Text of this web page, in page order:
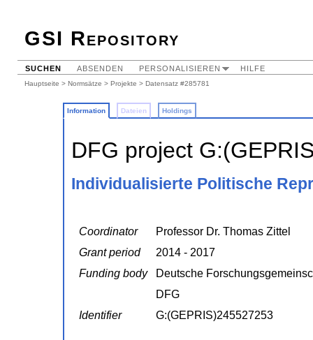
GSI Repository
SUCHEN ABSENDEN PERSONALISIEREN HILFE
Hauptseite > Normsätze > Projekte > Datensatz #285781
Information Dateien Holdings
DFG project
Individualisierte Politische
Coordinator
Professor Dr. Thomas Zittel
Grant period
2014 - 2017
Funding body
Deutsche
DFG
Identifier
G:(GEPRIS)245527253